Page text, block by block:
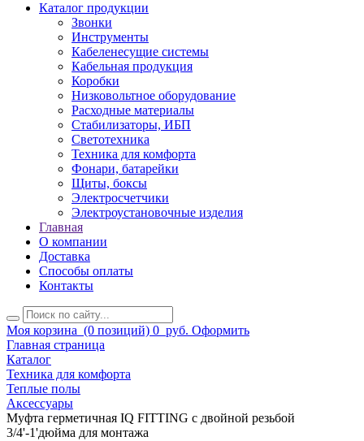
Каталог продукции
Звонки
Инструменты
Кабеленесущие системы
Кабельная продукция
Коробки
Низковольтное оборудование
Расходные материалы
Стабилизаторы, ИБП
Светотехника
Техника для комфорта
Фонари, батарейки
Щиты, боксы
Электросчетчики
Электроустановочные изделия
Главная
О компании
Доставка
Способы оплаты
Контакты
Моя корзина (0 позиций) 0 руб. Оформить
Главная страница
Каталог
Техника для комфорта
Теплые полы
Аксессуары
Муфта герметичная IQ FITTING с двойной резьбой
3/4'-1'дюйма для монтажа